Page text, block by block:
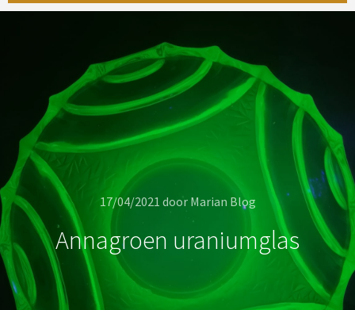
17/04/2021 door Marian Blog
Annagroen uraniumglas